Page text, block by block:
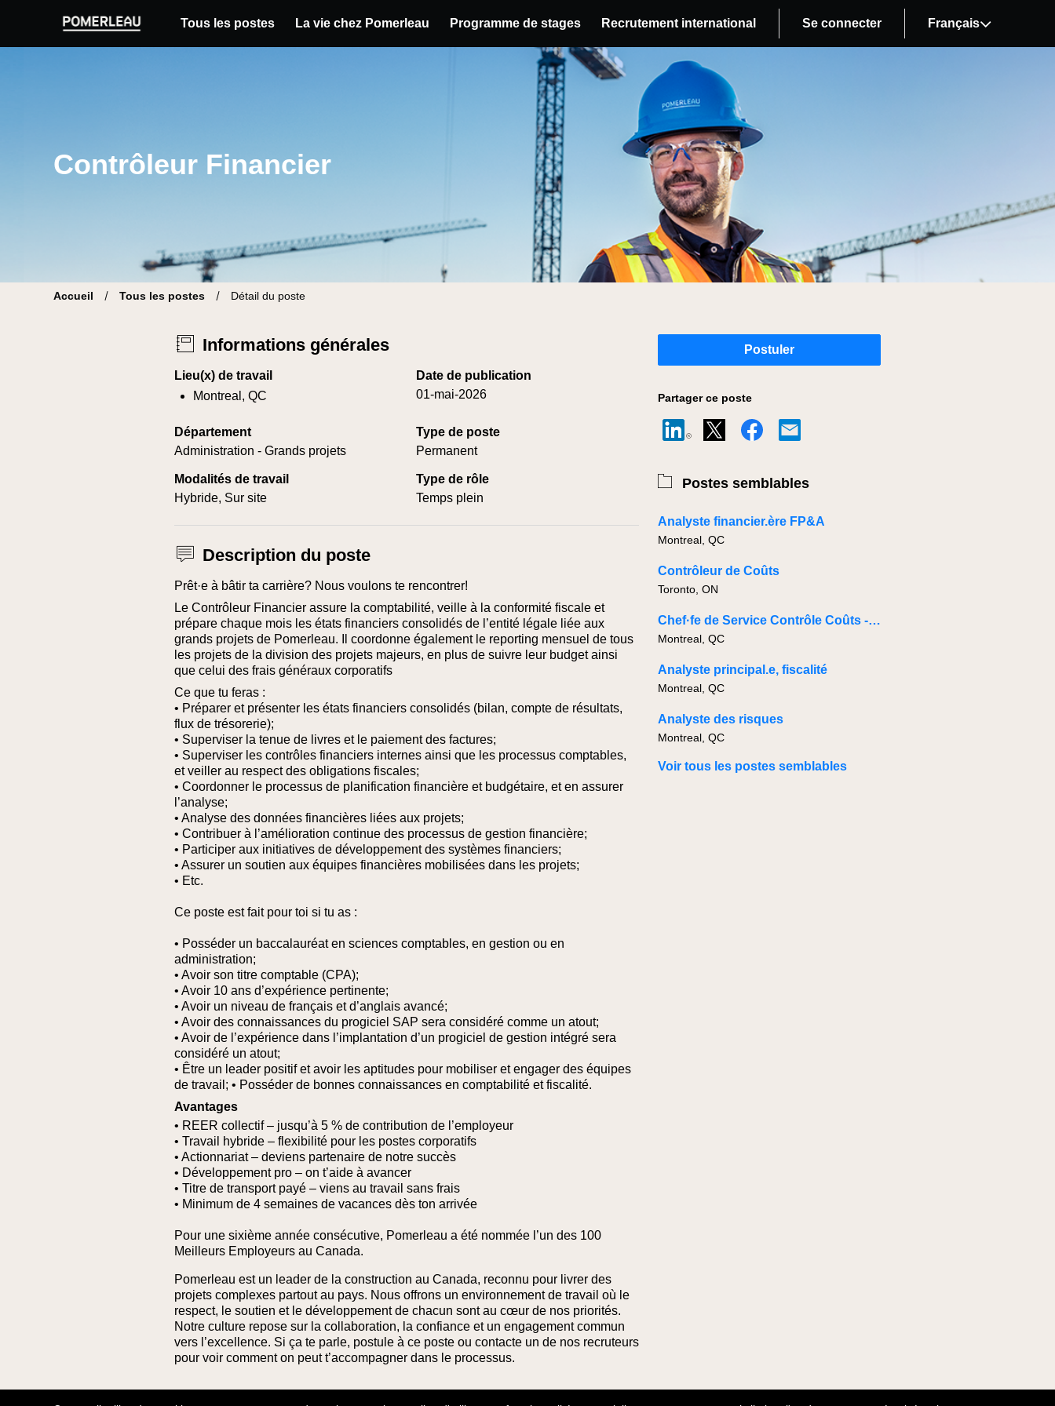
Pomerleau Site carrière | Trouve ton nouveau poste
Tous les postes La vie chez Pomerleau Programme de stages Recrutement international Se connecter Français
Contrôleur Financier
Accueil Tous les postes Détail du poste
Informations générales
Lieu(x) de travail
Montreal, QC
Date de publication
01-mai-2026
Département
Administration - Grands projets
Type de poste
Permanent
Modalités de travail
Hybride, Sur site
Type de rôle
Temps plein
Description du poste
Prêt·e à bâtir ta carrière? Nous voulons te rencontrer!
Le Contrôleur Financier assure la comptabilité, veille à la conformité fiscale et
prépare chaque mois les états financiers consolidés de l’entité légale liée aux
grands projets de Pomerleau. Il coordonne également le reporting mensuel de tous
les projets de la division des projets majeurs, en plus de suivre leur budget ainsi
que celui des frais généraux corporatifs
Ce que tu feras :
• Préparer et présenter les états financiers consolidés (bilan, compte de résultats,
flux de trésorerie);
• Superviser la tenue de livres et le paiement des factures;
• Superviser les contrôles financiers internes ainsi que les processus comptables,
et veiller au respect des obligations fiscales;
• Coordonner le processus de planification financière et budgétaire, et en assurer
l’analyse;
• Analyse des données financières liées aux projets;
• Contribuer à l’amélioration continue des processus de gestion financière;
• Participer aux initiatives de développement des systèmes financiers;
• Assurer un soutien aux équipes financières mobilisées dans les projets;
• Etc.
Ce poste est fait pour toi si tu as :
• Posséder un baccalauréat en sciences comptables, en gestion ou en
administration;
• Avoir son titre comptable (CPA);
• Avoir 10 ans d’expérience pertinente;
• Avoir un niveau de français et d’anglais avancé;
• Avoir des connaissances du progiciel SAP sera considéré comme un atout;
• Avoir de l’expérience dans l’implantation d’un progiciel de gestion intégré sera
considéré un atout;
• Être un leader positif et avoir les aptitudes pour mobiliser et engager des équipes
de travail; • Posséder de bonnes connaissances en comptabilité et fiscalité.
Avantages
• REER collectif – jusqu’à 5 % de contribution de l’employeur
• Travail hybride – flexibilité pour les postes corporatifs
• Actionnariat – deviens partenaire de notre succès
• Développement pro – on t’aide à avancer
• Titre de transport payé – viens au travail sans frais
• Minimum de 4 semaines de vacances dès ton arrivée
Pour une sixième année consécutive, Pomerleau a été nommée l’un des 100
Meilleurs Employeurs au Canada.
Pomerleau est un leader de la construction au Canada, reconnu pour livrer des
projets complexes partout au pays. Nous offrons un environnement de travail où le
respect, le soutien et le développement de chacun sont au cœur de nos priorités.
Notre culture repose sur la collaboration, la confiance et un engagement commun
vers l’excellence. Si ça te parle, postule à ce poste ou contacte un de nos recruteurs
pour voir comment on peut t’accompagner dans le processus.
Postuler
Partager ce poste
Postes semblables
Analyste financier.ère FP&A
Montreal, QC
Contrôleur de Coûts
Toronto, ON
Chef·fe de Service Contrôle Coûts - Industriel
Montreal, QC
Analyste principal.e, fiscalité
Montreal, QC
Analyste des risques
Montreal, QC
Voir tous les postes semblables